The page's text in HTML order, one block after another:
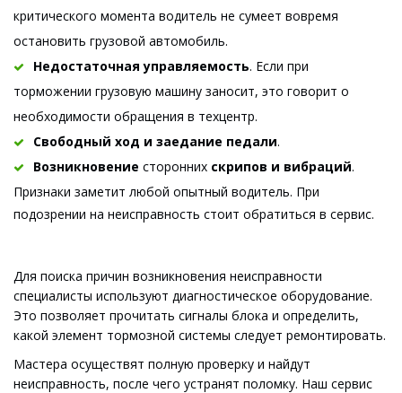
критического момента водитель не сумеет вовремя
остановить грузовой автомобиль.
Недостаточная управляемость. Если при
торможении грузовую машину заносит, это говорит о
необходимости обращения в техцентр.
Свободный ход и заедание педали.
Возникновение сторонних скрипов и вибраций.
Признаки заметит любой опытный водитель. При
подозрении на неисправность стоит обратиться в сервис.
Для поиска причин возникновения неисправности
специалисты используют диагностическое оборудование.
Это позволяет прочитать сигналы блока и определить,
какой элемент тормозной системы следует ремонтировать.
Мастера осуществят полную проверку и найдут
неисправность, после чего устранят поломку. Наш сервис